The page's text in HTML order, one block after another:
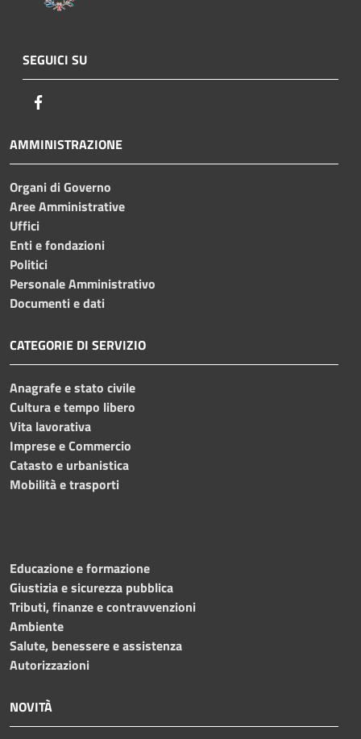
SEGUICI SU
AMMINISTRAZIONE
Organi di Governo
Aree Amministrative
Uffici
Enti e fondazioni
Politici
Personale Amministrativo
Documenti e dati
CATEGORIE DI SERVIZIO
Anagrafe e stato civile
Cultura e tempo libero
Vita lavorativa
Imprese e Commercio
Catasto e urbanistica
Mobilità e trasporti
Educazione e formazione
Giustizia e sicurezza pubblica
Tributi, finanze e contravvenzioni
Ambiente
Salute, benessere e assistenza
Autorizzazioni
NOVITÀ